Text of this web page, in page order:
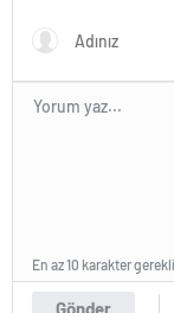
En az 10 karakter gerekli